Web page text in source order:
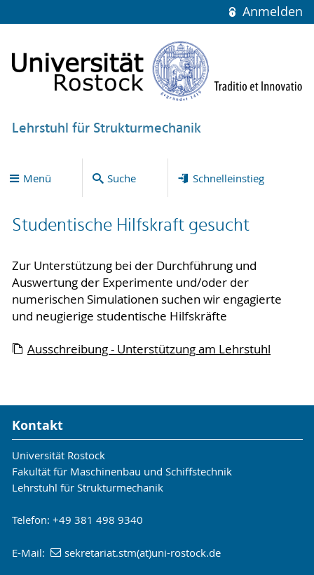
Anmelden
Lehrstuhl für Strukturmechanik
Menü Suche Schnelleinstieg
Studentische Hilfskraft gesucht
Zur Unterstützung bei der Durchführung und
Auswertung der Experimente und/oder der
numerischen Simulationen suchen wir engagierte
und neugierige studentische Hilfskräfte
Ausschreibung - Unterstützung am Lehrstuhl
Kontakt
Universität Rostock
Fakultät für Maschinenbau und Schiffstechnik
Lehrstuhl für Strukturmechanik
Telefon: +49 381 498 9340
E-Mail: sekretariat.stm(at)uni-rostock.de